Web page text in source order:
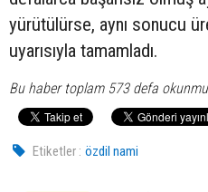
yürütülürse, aynı sonucu
uyarısıyla tamamladı.
Bu haber toplam 573 defa
Etiketler : özdil nami